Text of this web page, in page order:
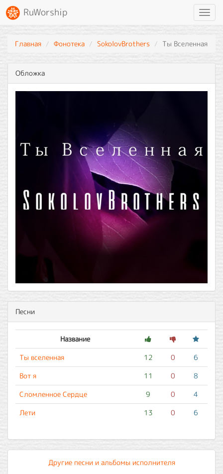
RuWorship
Главная Фонотека SokolovBrothers Ты Вселенная
Обложка
Песни
Название
Ты вселенная
12 0
6
Вот я
11 0
8
Сломленное Сердце
9 0
4
Лети
13 0 6
Другие песни и альбомы исполнителя